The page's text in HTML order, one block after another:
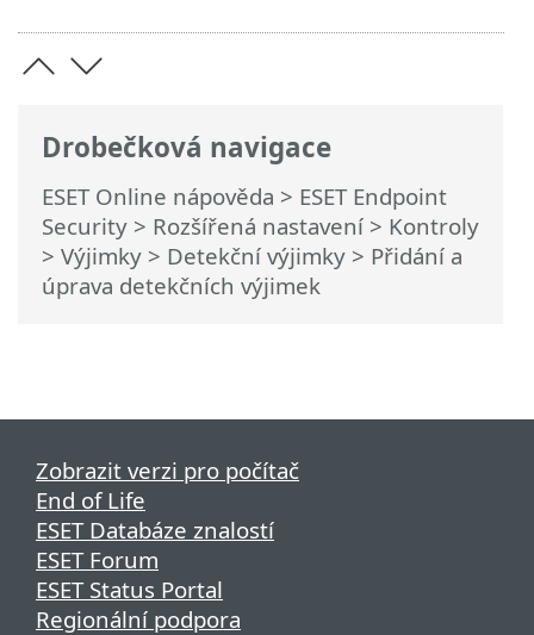
Drobečková navigace
ESET Online nápověda > ESET Endpoint
Security > Rozšířená nastavení > Kontroly
> Výjimky > Detekční výjimky > Přidání a
úprava detekčních výjimek
Zobrazit verzi pro počítač
End of Life
ESET Databáze znalostí
ESET Forum
ESET Status Portal
Regionální podpora